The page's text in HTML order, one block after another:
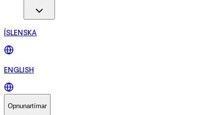
ÍSLENSKA
ENGLISH
Opnunartímar